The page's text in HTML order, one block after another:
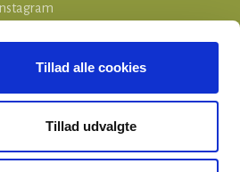
Tillad alle cookies
Tillad udvalgte